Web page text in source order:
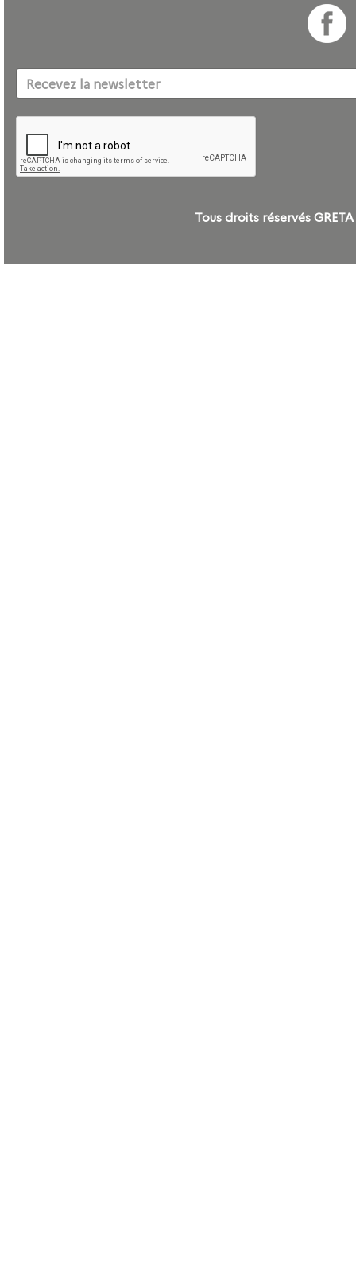
Tous droits réservés